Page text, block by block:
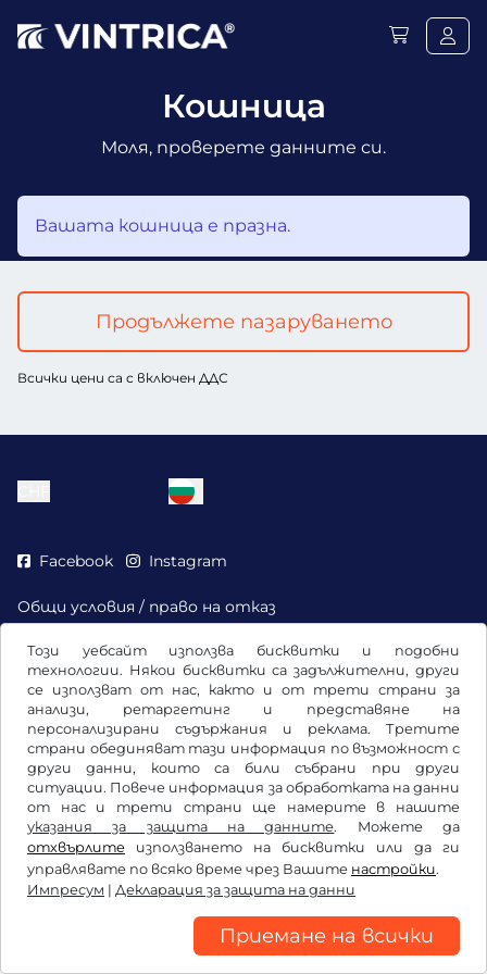
Този уебсайт използва бисквитки и подобни
технологии. Някои бисквитки са задължителни, други
се използват от нас, както и от трети страни за
анализи, ретаргетинг и представяне на
персонализирани съдържания и реклама. Третите
страни обединяват тази информация по възможност с
други данни, които са били събрани при други
ситуации. Повече информация за обработката на данни
от нас и трети страни ще намерите в нашите
указания за защита на данните. Можете да
отхвърлите използването на бисквитки или да ги
управлявате по всяко време чрез Вашите настройки.
Импресум | Декларация за защита на данни
Приемане на всички
Кошница
Моля, проверете данните си.
Вашата кошница е празна.
Продължете пазаруването
Всички цени са с включен ДДС
Facebook Instagram
Общи условия / право на отказ
Настройки на бисквитките
Импресум